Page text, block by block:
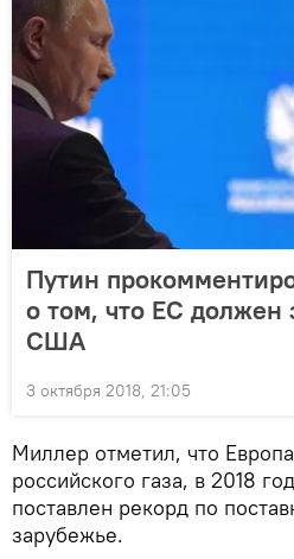
Путин
о том, что ЕС должен
США
3 октября 2018, 21:05
Миллер отметил, что
российского газа, в 2018
поставлен рекорд по
зарубежье.